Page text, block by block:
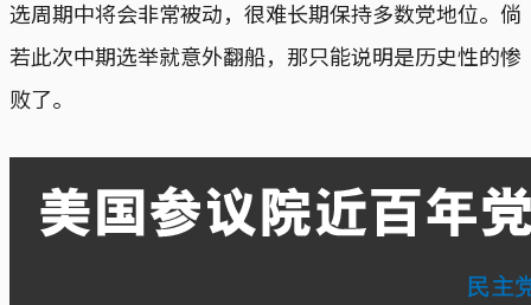
选周期中将会非常被动，很难长期保持多数党地位。倘
若此次中期选举就意外翻船，那只能说明是历史性的惨
败了。